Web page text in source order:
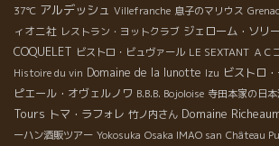
37℃ アルデッシュ Villefranche 息子のマリウス
ィオニ社 レストラン・ヨットクラブ ジェローム・ソリ
COQUELET ビストロ・ビュヴァール LE SEXTANT ＡＣ
Histoire du vin Domaine de la lunotte Izu ビストロ
ピエール・オヴェルノワ B.B.B. Bojoloise 寺田本家の日
Tours トマ・ラフォレ 竹ノ内さん Domaine
ーハン酒販ツアー Yokosuka Osaka IMAO san Château